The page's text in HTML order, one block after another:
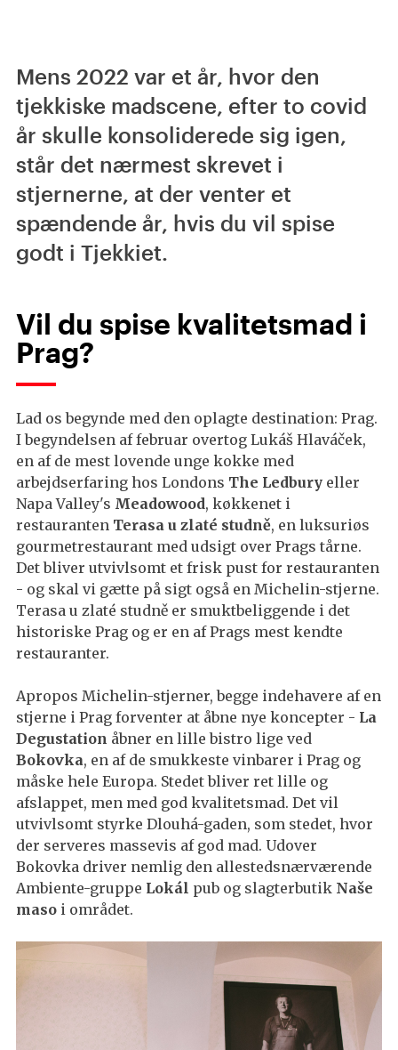
Mens 2022 var et år, hvor den
tjekkiske madscene, efter to covid
år skulle konsoliderede sig igen,
står det nærmest skrevet i
stjernerne, at der venter et
spændende år, hvis du vil spise
godt i Tjekkiet.
Vil du spise kvalitetsmad i
Prag?
Lad os begynde med den oplagte destination: Prag.
I begyndelsen af februar overtog Lukáš Hlaváček,
en af de mest lovende unge kokke med
arbejdserfaring hos Londons The Ledbury eller
Napa Valley's Meadowood, køkkenet i
restauranten Terasa u zlaté studně, en luksuriøs
gourmetrestaurant med udsigt over Prags tårne.
Det bliver utvivlsomt et frisk pust for restauranten
- og skal vi gætte på sigt også en Michelin-stjerne.
Terasa u zlaté studně er smuktbeliggende i det
historiske Prag og er en af Prags mest kendte
restauranter.
Apropos Michelin-stjerner, begge indehavere af en
stjerne i Prag forventer at åbne nye koncepter - La
Degustation åbner en lille bistro lige ved
Bokovka, en af de smukkeste vinbarer i Prag og
måske hele Europa. Stedet bliver ret lille og
afslappet, men med god kvalitetsmad. Det vil
utvivlsomt styrke Dlouhá-gaden, som stedet, hvor
der serveres massevis af god mad. Udover
Bokovka driver nemlig den allestedsnærværende
Ambiente-gruppe Lokál pub og slagterbutik Naše
maso i området.